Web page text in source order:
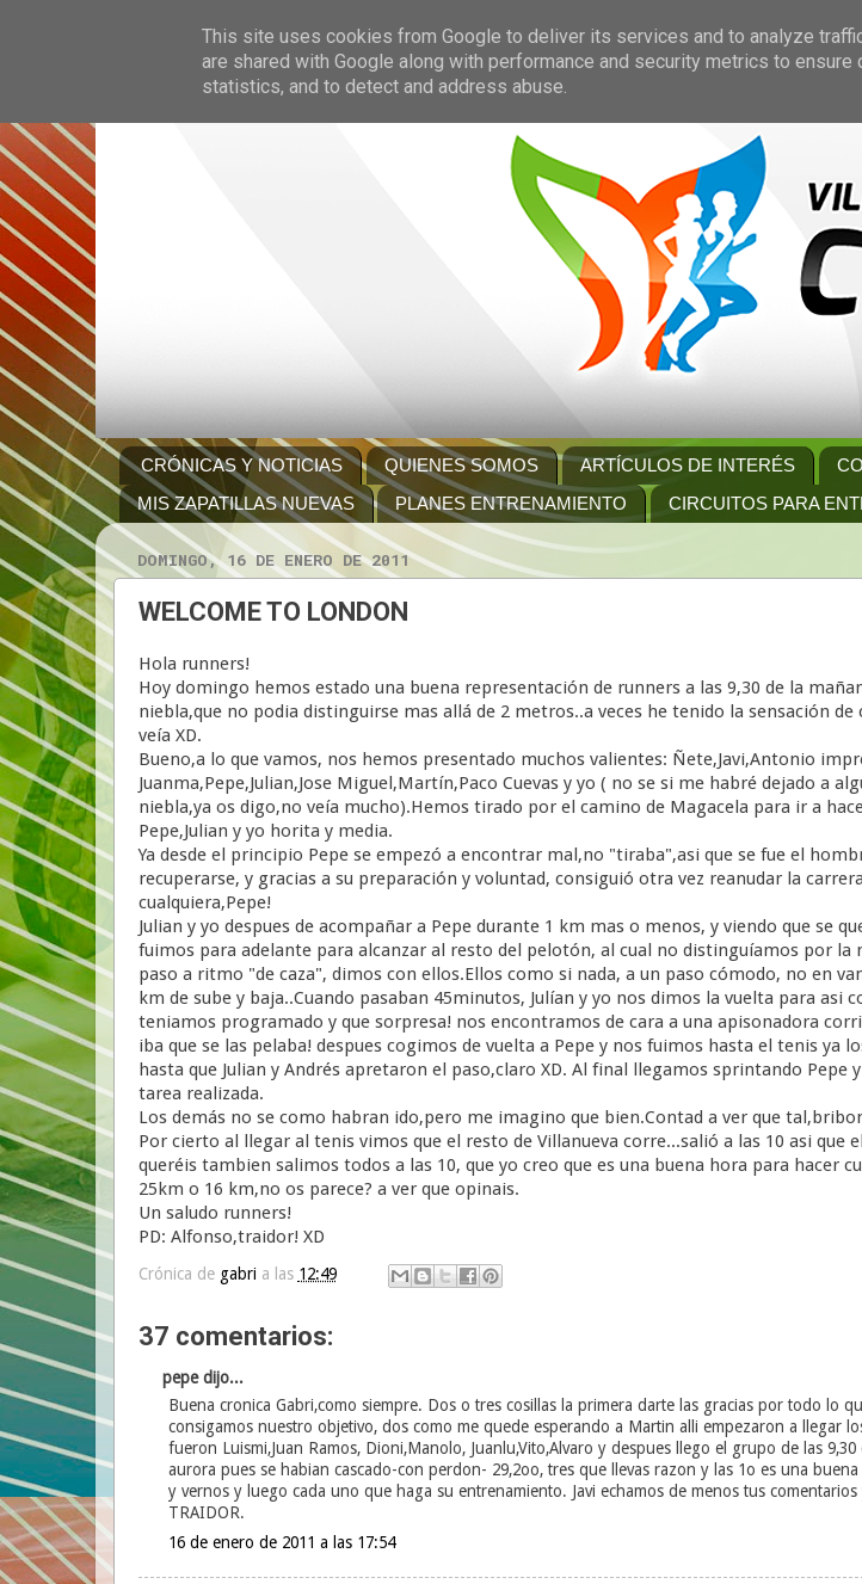
CRÓNICAS Y NOTICIAS QUIENES SOMOS ARTÍCULOS DE INTERÉS
MIS ZAPATILLAS NUEVAS
PLANES ENTRENAMIENTO CIRCUITOS PARA
DOMINGO, 16 DE ENERO DE 2011
WELCOME TO LONDON
Hola runners!
Hoy domingo hemos estado una buena representación de runners a las 9,30 de la
niebla,que no podia distinguirse mas allá de 2 metros..a veces he tenido la sensación
veía XD.
Bueno,a lo que vamos, nos hemos presentado muchos valientes: Ñete,Javi,Antonio
Juanma,Pepe,Julian,Jose Miguel,Martín,Paco Cuevas y yo ( no se si me habré dejado a
niebla,ya os digo,no veía mucho).Hemos tirado por el camino de Magacela para ir a
Pepe,Julian y yo horita y media.
Ya desde el principio Pepe se empezó a encontrar mal,no "tiraba",asi que se fue el
recuperarse, y gracias a su preparación y voluntad, consiguió otra vez reanudar la
cualquiera,Pepe!
Julian y yo despues de acompañar a Pepe durante 1 km mas o menos, y viendo que se
fuimos para adelante para alcanzar al resto del pelotón, al cual no distinguíamos por la
paso a ritmo "de caza", dimos con ellos.Ellos como si nada, a un paso cómodo, no en
km de sube y baja..Cuando pasaban 45minutos, Julían y yo nos dimos la vuelta para asi
teniamos programado y que sorpresa! nos encontramos de cara a una apisonadora
iba que se las pelaba! despues cogimos de vuelta a Pepe y nos fuimos hasta el tenis ya
hasta que Julian y Andrés apretaron el paso,claro XD. Al final llegamos sprintando Pepe
tarea realizada.
Los demás no se como habran ido,pero me imagino que bien.Contad a ver que
Por cierto al llegar al tenis vimos que el resto de Villanueva corre...salió a las 10 asi que
queréis tambien salimos todos a las 10, que yo creo que es una buena hora para hacer
25km o 16 km,no os parece? a ver que opinais.
Un saludo runners!
PD: Alfonso,traidor! XD
Crónica de gabri a las 12:49
37 comentarios:
pepe dijo...
Buena cronica Gabri,como siempre. Dos o tres cosillas la primera darte las gracias por todo lo
consigamos nuestro objetivo, dos como me quede esperando a Martin alli empezaron a llegar
fueron Luismi,Juan Ramos, Dioni,Manolo, Juanlu,Vito,Alvaro y despues llego el grupo de las
aurora pues se habian cascado-con perdon- 29,2oo, tres que llevas razon y las 1o es una
y vernos y luego cada uno que haga su entrenamiento. Javi echamos de menos tus
TRAIDOR.
16 de enero de 2011 a las 17:54
This site uses cookies from Google to deliver its services and to analyze
are shared with Google along with performance and security metrics to
statistics, and to detect and address abuse.